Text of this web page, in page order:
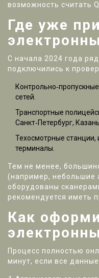
возможность считать
Где уже
С начала 2024 года
подключились к
сетей.
Транспортные
Санкт‑Петербург,
Техосмотрные
терминалы.
Тем не менее,
(например, небольшие
оборудованы
рекомендуется иметь
Как
Процесс полностью
минут, если все